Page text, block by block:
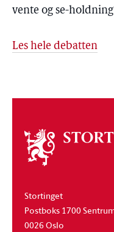
vente og se-
Les hele debatten
Om
stortinget
Stortinget
Postboks 1700
0026 Oslo